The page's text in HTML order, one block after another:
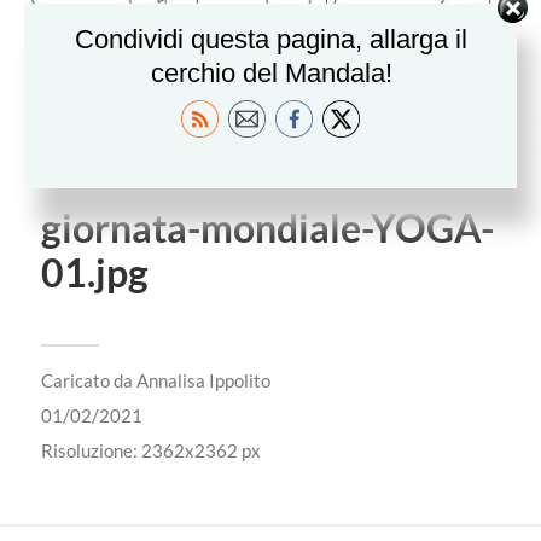
giornata-mondiale-YOGA-
01.jpg
Caricato da Annalisa Ippolito
01/02/2021
Risoluzione: 2362x2362 px
Condividi questa pagina, allarga il
cerchio del Mandala!